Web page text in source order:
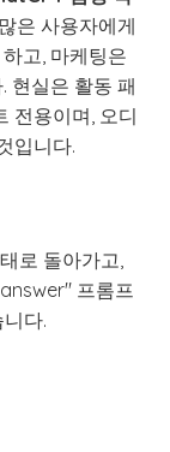
은 사용자에게
고, 마케팅은
현실은 활동 패
전용이며, 오디
입니다.
로 돌아가고,
프롬프
다.